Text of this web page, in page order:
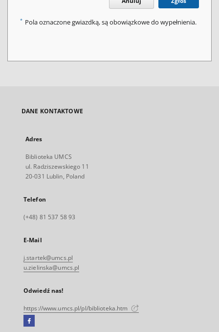
* Pola oznaczone gwiazdką, są obowiązkowe do wypełnienia.
DANE KONTAKTOWE
Adres
Biblioteka UMCS
ul. Radziszewskiego 11
20-031 Lublin, Poland
Telefon
(+48) 81 537 58 93
E-Mail
j.startek@umcs.pl
u.zielinska@umcs.pl
Odwiedź nas!
https://www.umcs.pl/pl/biblioteka.htm
Facebook